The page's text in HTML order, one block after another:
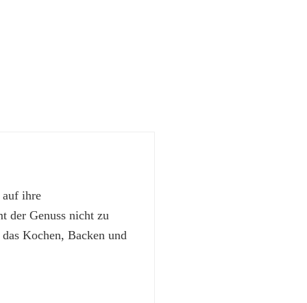
ihre
der Genuss nicht zu
Kochen, Backen und